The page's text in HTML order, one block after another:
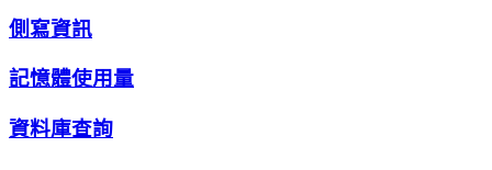
側寫資訊
記憶體使用量
資料庫查詢